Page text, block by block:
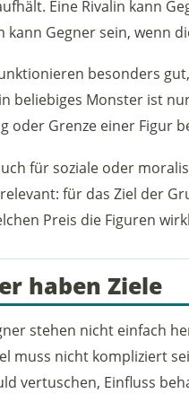
Eine Rivalin kann
kann Gegner sein, wenn
besonders
beliebiges Monster ist
oder Grenze einer Figur
für soziale oder
für das Ziel der
Preis die Figuren
haben Ziele
stehen nicht einfach
muss nicht kompliziert
vertuschen, Einfluss